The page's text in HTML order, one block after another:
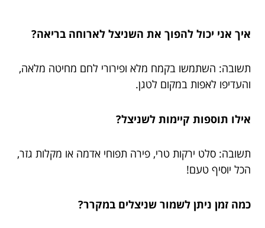
איך אני יכול להפוך את השניצל לארוחה בריאה?
תשובה: השתמשו בקמח מלא ופירורי לחם מחיטה מלאה,
והעדיפו לאפות במקום לטגן.
אילו תוספות קיימות לשניצל?
תשובה: סלט ירקות טרי, פירה תפוחי אדמה או מקלות גזר,
הכל יוסיף טעם!
כמה זמן ניתן לשמור שניצלים במקרר?